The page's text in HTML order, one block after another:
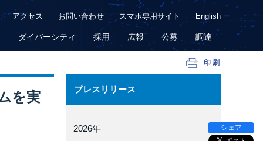
アクセス お問い合わせ スマホ専用サイト English
ダイバーシティ 採用 広報 公募 調達
印刷
シェア
を実 プレスリリース
2026年